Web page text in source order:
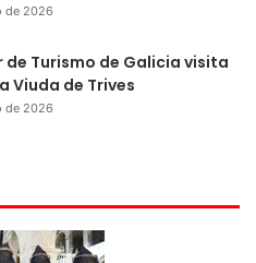
de 2026
de Turismo de Galicia visita
Viuda de Trives
de 2026